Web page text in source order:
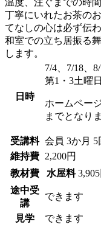
丁寧にいれたお茶の
てなしの心は必ず伝
和室での立ち居振る
します。
日時
7/4、7/18、
第1・3土曜
ホームペー
までとなり
受講料 会員 3か月 5
維持費
2,200円
教材費
水屋料 3,905
途中受
講
できます
見学
できます